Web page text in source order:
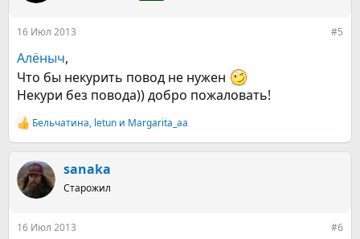
16 Июл 2013 #5
Алёныч,
Что бы некурить повод не нужен
Некури без повода)) добро пожаловать!
Р
е
к
ц
и
Бельчатина, letun и Margarita_aa
sanaka
Старожил
16 Июл 2013
#6